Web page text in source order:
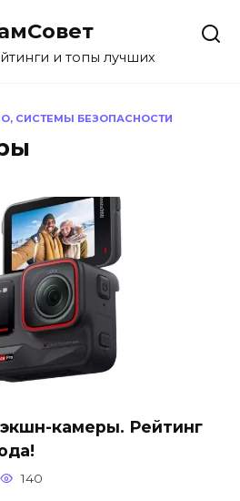
и топы лучших
СИСТЕМЫ БЕЗОПАСНОСТИ
камеры. Рейтинг
140